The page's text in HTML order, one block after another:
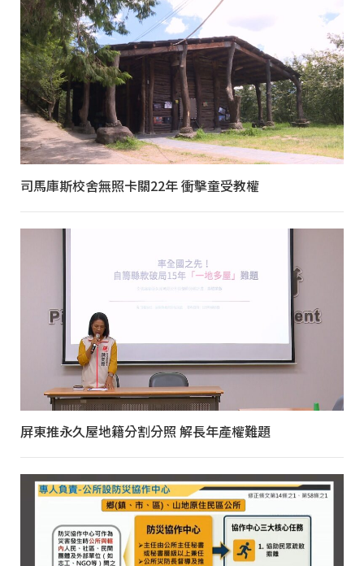
司馬庫斯校舍無照卡關22年 衝擊童受教權
屏東推永久屋地籍分割分照 解長年產權難題